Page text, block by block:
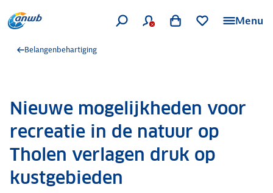
Menu
Belangenbehartiging
Nieuwe mogelijkheden voor
recreatie in de natuur op
Tholen verlagen druk op
kustgebieden